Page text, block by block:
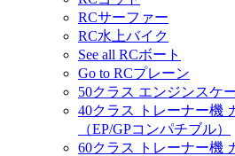
RCサーファー
RC水上バイク
See all RCボート
Go to RCプレーン
50クラス エンジンスケ
40クラス トレーナー機
（EP/GPコンパチブル）
60クラス トレーナー機